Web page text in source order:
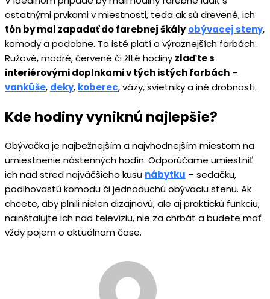
ostatnými prvkami v miestnosti, teda ak sú drevené, ich
tón by mal zapadať do farebnej škály obývacej steny,
komody a podobne. To isté platí o výraznejších farbách.
Ružové, modré, červené či žlté hodiny zlaďte s
interiérovými doplnkami v tých istých farbách –
vankúše, deky, koberec, vázy, svietniky a iné drobnosti.
Kde hodiny vyniknú najlepšie?
Obývačka je najbežnejším a najvhodnejším miestom na
umiestnenie nástenných hodín. Odporúčame umiestniť
ich nad stred najväčšieho kusu nábytku – sedačku,
podlhovastú komodu či jednoduchú obývaciu stenu. Ak
chcete, aby plnili nielen dizajnovú, ale aj praktickú funkciu,
nainštalujte ich nad televíziu, nie za chrbát a budete mať
vždy pojem o aktuálnom čase.